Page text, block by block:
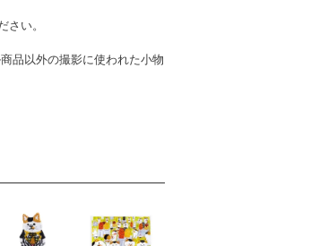
い。
品以外の撮影に使われた小物